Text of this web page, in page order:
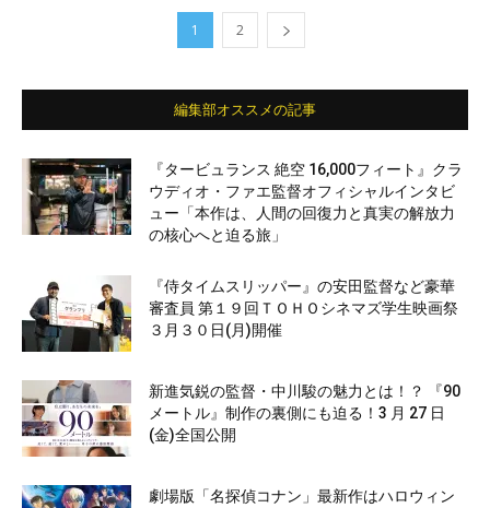
1 2
編集部オススメの記事
『タービュランス 絶空 16,000フィート』クラ
ウディオ・ファエ監督オフィシャルインタビ
ュー「本作は、人間の回復力と真実の解放力
の核心へと迫る旅」
『侍タイムスリッパー』の安田監督など豪華
審査員 第１９回ＴＯＨＯシネマズ学生映画祭
３月３０日(月)開催
新進気鋭の監督・中川駿の魅力とは！？ 『90
メートル』制作の裏側にも迫る！3 月 27 日
(金)全国公開
劇場版「名探偵コナン」最新作はハロウィン